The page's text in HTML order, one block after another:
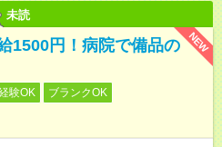
未読
NEW
1500円！病院で備品の
験OK
ブランクOK